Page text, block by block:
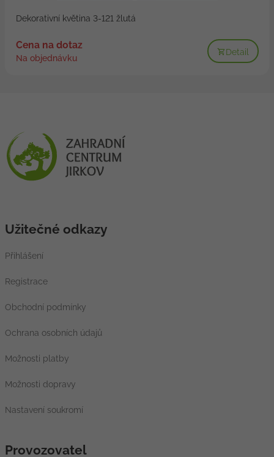
Dekorativní květina 3-121 žlutá
Cena na dotaz
Na objednávku
Detail
Užitečné odkazy
Přihlášení
Registrace
Obchodní podmínky
Ochrana osobních údajů
Možnosti platby
Možnosti dopravy
Nastavení soukromí
Provozovatel